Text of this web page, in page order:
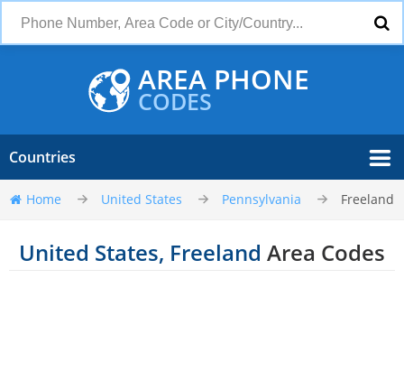
AREA PHONE
CODES
Countries
Home United States Pennsylvania Freeland
United States, Freeland Area Codes